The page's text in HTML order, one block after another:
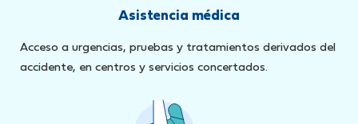
Asistencia médica
Acceso a urgencias, pruebas y tratamientos derivados del
accidente, en centros y servicios concertados.